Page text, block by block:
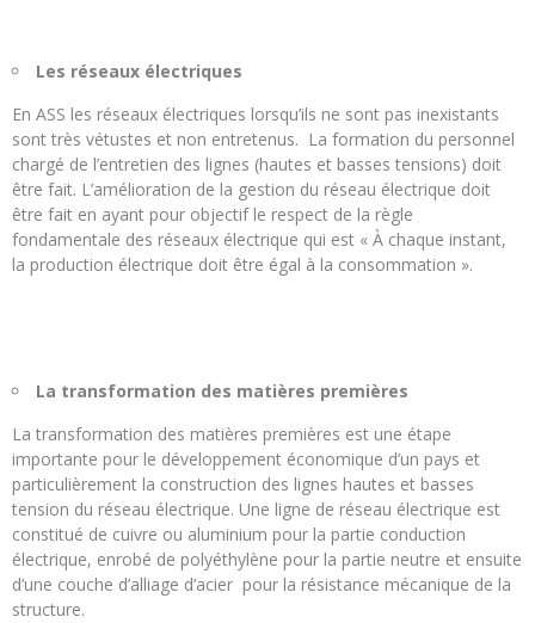
Les réseaux électriques
En ASS les réseaux électriques lorsqu’ils ne sont pas inexistants
sont très vétustes et non entretenus. La formation du personnel
chargé de l’entretien des lignes (hautes et basses tensions) doit
être fait. L’amélioration de la gestion du réseau électrique doit
être fait en ayant pour objectif le respect de la règle
fondamentale des réseaux électrique qui est « À chaque instant,
la production électrique doit être égal à la consommation ».
La transformation des matières premières
La transformation des matières premières est une étape
importante pour le développement économique d’un pays et
particulièrement la construction des lignes hautes et basses
tension du réseau électrique. Une ligne de réseau électrique est
constitué de cuivre ou aluminium pour la partie conduction
électrique, enrobé de polyéthylène pour la partie neutre et ensuite
d’une couche d’alliage d’acier pour la résistance mécanique de la
structure.